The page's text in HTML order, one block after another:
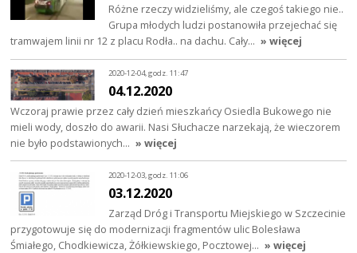
Różne rzeczy widzieliśmy, ale czegoś takiego nie..
Grupa młodych ludzi postanowiła przejechać się
tramwajem linii nr 12 z placu Rodła.. na dachu. Cały… » więcej
2020-12-04, godz. 11:47
04.12.2020
Wczoraj prawie przez cały dzień mieszkańcy Osiedla Bukowego nie
mieli wody, doszło do awarii. Nasi Słuchacze narzekają, że wieczorem
nie było podstawionych… » więcej
2020-12-03, godz. 11:06
03.12.2020
Zarząd Dróg i Transportu Miejskiego w Szczecinie
przygotowuje się do modernizacji fragmentów ulic Bolesława
Śmiałego, Chodkiewicza, Żółkiewskiego, Pocztowej… » więcej